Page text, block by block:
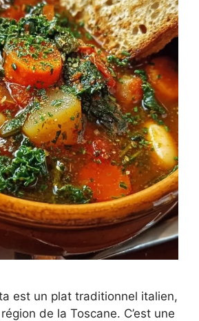
est un plat traditionnel italien,
de la Toscane. C’est une